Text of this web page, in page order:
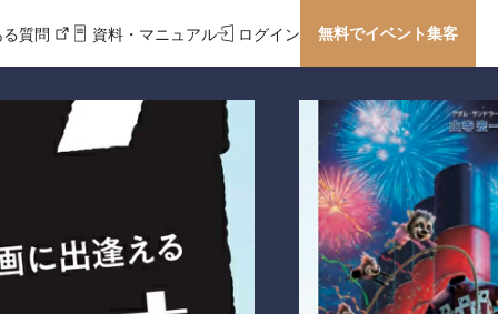
質問 資料・マニュアル ログイン 無料でイベント集客